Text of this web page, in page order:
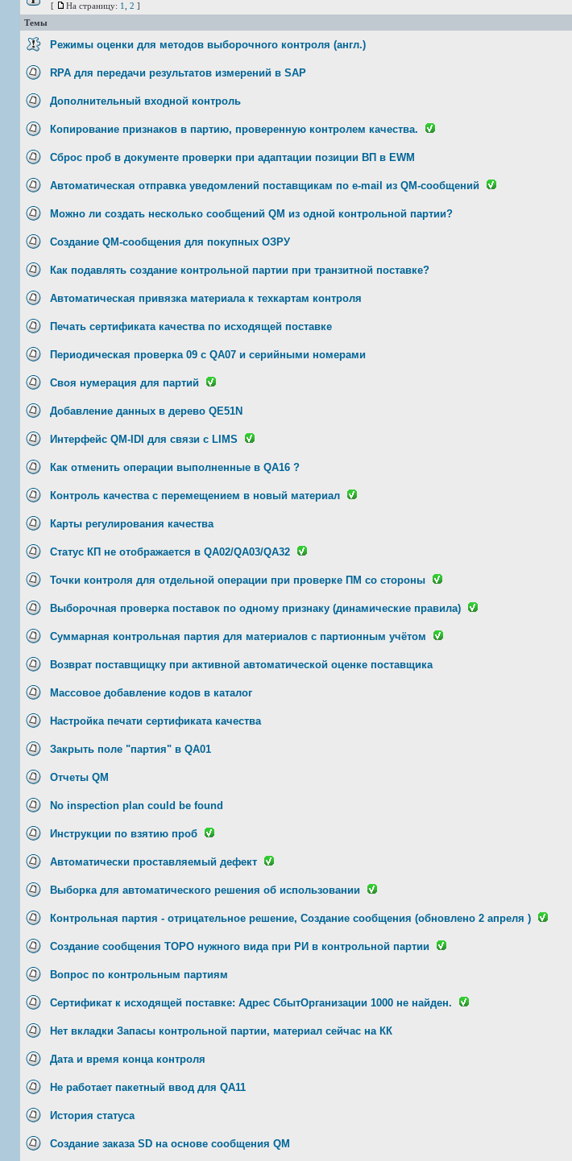
[ На страницу: 1 2 ]
Темы
Режимы оценки для методов выборочного контроля (англ.)
RPA для передачи результатов измерений в SAP
Дополнительный входной контроль
Копирование признаков в партию, проверенную контролем качества.
Сброс проб в документе проверки при адаптации позиции ВП в EWM
Автоматическая отправка уведомлений поставщикам по e-mail из QM-сообщений
Можно ли создать несколько сообщений QM из одной контрольной партии?
Создание QM-сообщения для покупных ОЗРУ
Как подавлять создание контрольной партии при транзитной поставке?
Автоматическая привязка материала к техкартам контроля
Печать сертификата качества по исходящей поставке
Периодическая проверка 09 с QA07 и серийными номерами
Своя нумерация для партий
Добавление данных в дерево QE51N
Интерфейс QM-IDI для связи с LIMS
Как отменить операции выполненные в QA16 ?
Контроль качества с перемещением в новый материал
Карты регулирования качества
Статус КП не отображается в QA02/QA03/QA32
Точки контроля для отдельной операции при проверке ПМ со стороны
Выборочная проверка поставок по одному признаку (динамические правила)
Суммарная контрольная партия для материалов с партионным учётом
Возврат поставщищку при активной автоматической оценке поставщика
Массовое добавление кодов в каталог
Настройка печати сертификата качества
Закрыть поле "партия" в QA01
Отчеты QM
No inspection plan could be found
Инструкции по взятию проб
Автоматически проставляемый дефект
Выборка для автоматического решения об использовании
Контрольная партия - отрицательное решение, Создание сообщения (обновлено 2 апреля )
Создание сообщения ТОРО нужного вида при РИ в контрольной партии
Вопрос по контрольным партиям
Сертификат к исходящей поставке: Адрес СбытОрганизации 1000 не найден.
Нет вкладки Запасы контрольной партии, материал сейчас на КК
Дата и время конца контроля
Не работает пакетный ввод для QA11
История статуса
Создание заказа SD на основе сообщения QM